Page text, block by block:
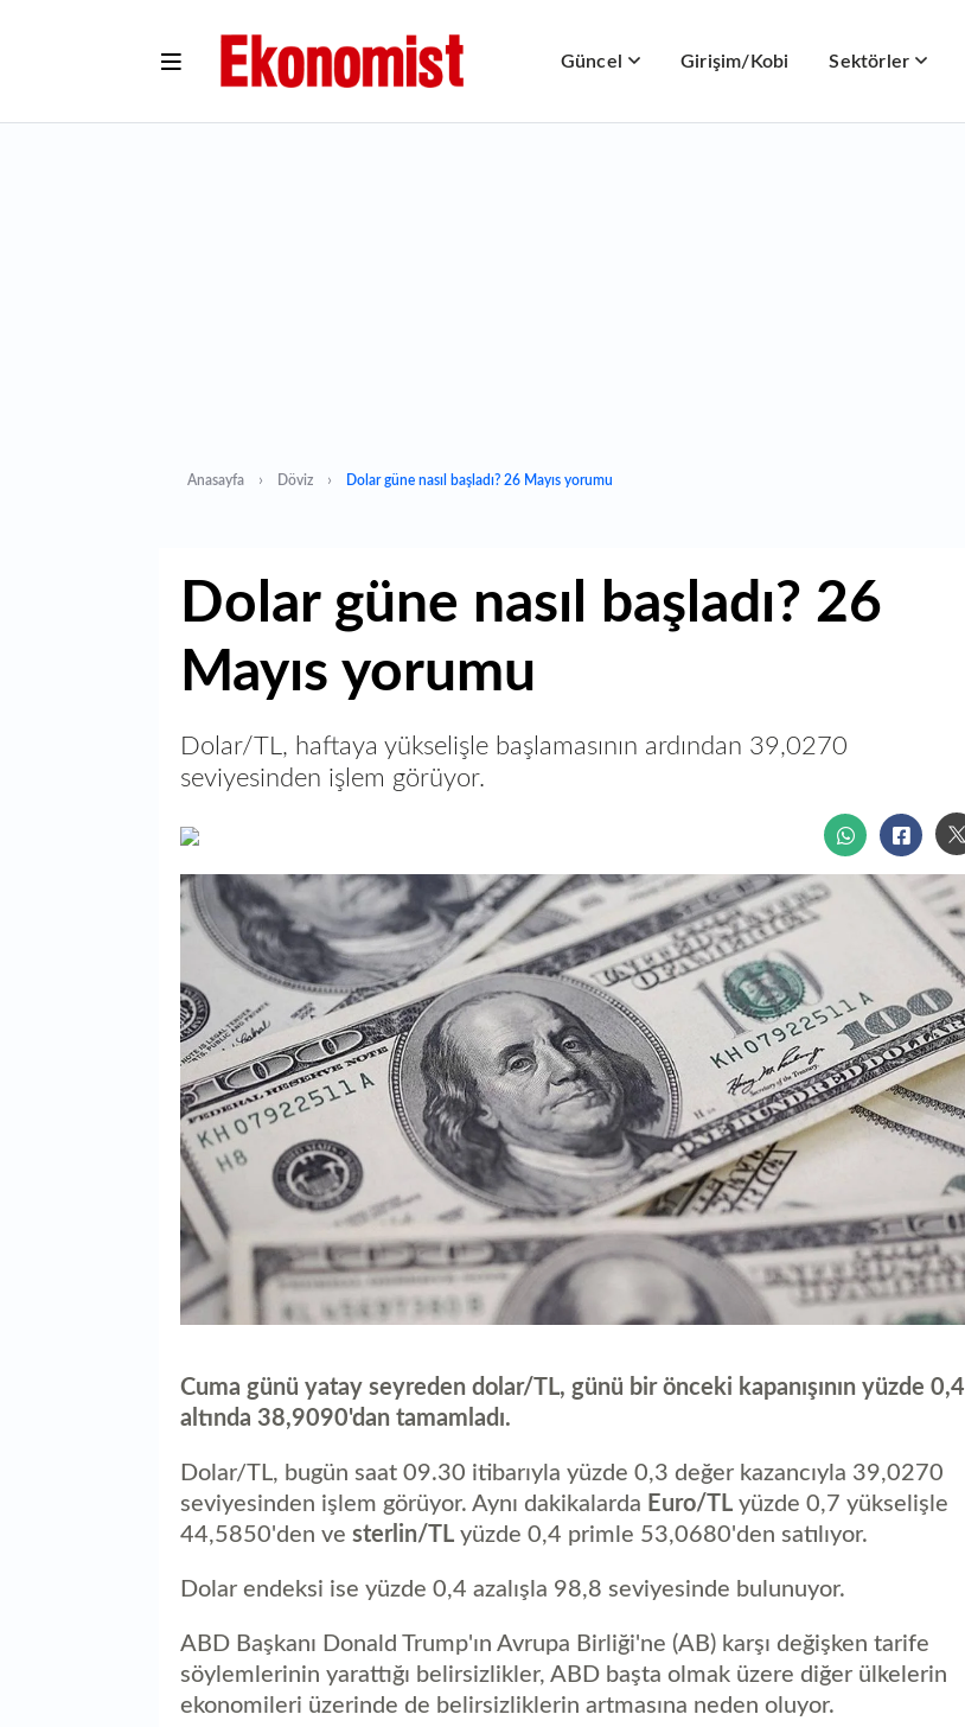
Güncel Girişim/Kobi Sektörler
Anasayfa Döviz Dolar güne nasıl başladı? 26 Mayıs yorumu
Dolar güne nasıl başladı? 26
Mayıs yorumu
Dolar/TL, haftaya yükselişle başlamasının ardından 39,0270
seviyesinden işlem görüyor.
Cuma günü yatay seyreden dolar/TL, günü bir önceki kapanışının yüzde 0,4
altında 38,9090'dan tamamladı.
Dolar/TL, bugün saat 09.30 itibarıyla yüzde 0,3 değer kazancıyla 39,0270
seviyesinden işlem görüyor. Aynı dakikalarda Euro/TL yüzde 0,7 yükselişle
44,5850'den ve sterlin/TL yüzde 0,4 primle 53,0680'den satılıyor.
Dolar endeksi ise yüzde 0,4 azalışla 98,8 seviyesinde bulunuyor.
ABD Başkanı Donald Trump'ın Avrupa Birliği'ne (AB) karşı değişken tarife
söylemlerinin yarattığı belirsizlikler, ABD başta olmak üzere diğer ülkelerin
ekonomileri üzerinde de belirsizliklerin artmasına neden oluyor.